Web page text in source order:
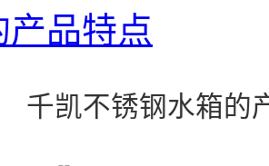
品特点
千凯不锈钢水箱的